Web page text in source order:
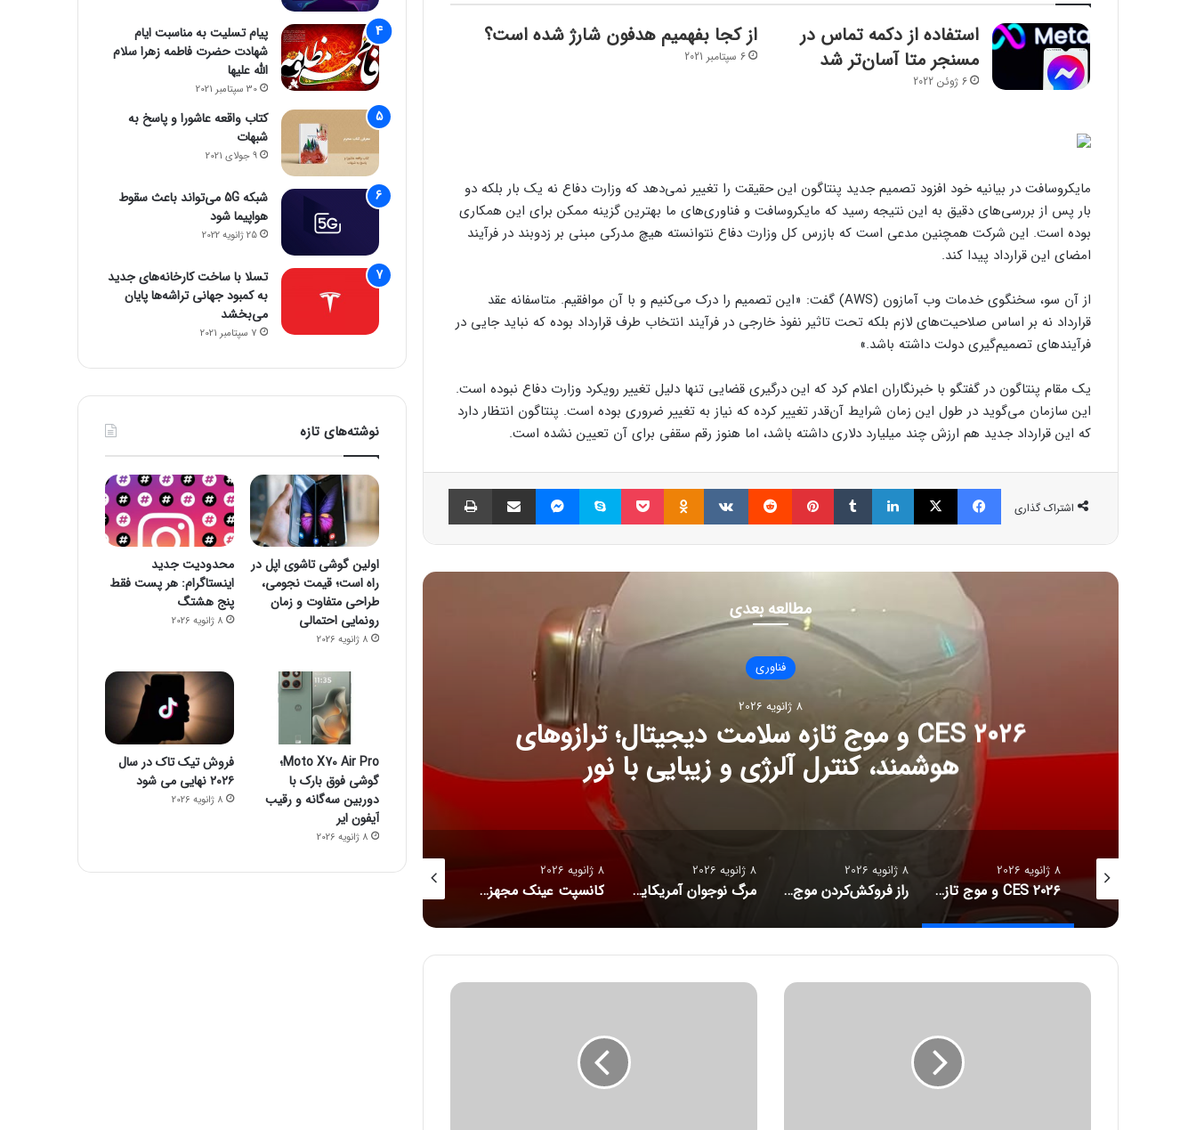
استفاده از دکمه تماس در
مسنجر متا آسان‌تر شد
6 ژوئن 2022
از کجا بفهمیم هدفون شارژ شده است؟
6 سپتامبر 2021
مایکروسافت در بیانیه خود افزود تصمیم جدید پنتاگون این حقیقت را تغییر نمی‌دهد که وزارت دفاع نه یک بار بلکه دو
بار پس از بررسی‌های دقیق به این نتیجه رسید که مایکروسافت و فناوری‌های ما بهترین گزینه ممکن برای این همکاری
بوده است. این شرکت همچنین مدعی است که بازرس کل وزارت دفاع نتوانسته هیچ مدرکی مبنی بر زدوبند در فرآیند
امضای این قرارداد پیدا کند.
از آن سو، سخنگوی خدمات وب آمازون (AWS) گفت: «این تصمیم را درک می‌کنیم و با آن موافقیم. متاسفانه عقد
قرارداد نه بر اساس صلاحیت‌های لازم بلکه تحت تاثیر نفوذ خارجی در فرآیند انتخاب طرف قرارداد بوده که نباید جایی در
فرآیندهای تصمیم‌گیری دولت داشته باشد.»
یک مقام پنتاگون در گفتگو با خبرنگاران اعلام کرد که این درگیری قضایی تنها دلیل تغییر رویکرد وزارت دفاع نبوده است.
این سازمان می‌گوید در طول این زمان شرایط آن‌قدر تغییر کرده که نیاز به تغییر ضروری بوده است. پنتاگون انتظار دارد
که این قرارداد جدید هم ارزش چند میلیارد دلاری داشته باشد، اما هنوز رقم سقفی برای آن تعیین نشده است.
اشتراک گذاری
فیسبوک ایکس لینکداین تامبلر پینتریست Reddit
VKontakte
Odnoklassniki پاکت اسکایپ مسنجر اشتراک گذاری با ایمیل
مطالعه بعدی
فناوری
8 ژانویه 2026
CES ۲۰۲۶ و موج تازه سلامت دیجیتال؛ ترازوهای
هوشمند، کنترل آلرژی و زیبایی با نور راز فروکش‌کردن موج DeepSeek در بازار هوش مصنوعی
8 ژانویه 2026
CES ۲۰۲۶ و موج تازه سلامت دیجیتال؛ ترازوهای هوشمند، کنترل آلرژی و زیبایی با نور
8 ژانویه 2026
راز فروکش‌کردن موج DeepSeek در بازار هوش مصنوعی
8 ژانویه 2026
مرگ نوجوان آمریکایی پس از دریافت توصیه‌های خطرناک از ChatGPT
8 ژانویه 2026
کانسپت عینک مجهز به هوش مصنوعی رونمایی شد
8 ژانویه 2026 8 ژانویه 2026
ت
و
پیام تسلیت به مناسبت ایام
شهادت حضرت فاطمه زهرا سلام
الله علیها
30 سپتامبر 2021
کتاب واقعه عاشورا و پاسخ به
شبهات
9 جولای 2021
شبکه 5G می‌تواند باعث سقوط
هواپیما شود
25 ژانویه 2022
تسلا با ساخت کارخانه‌های جدید
به کمبود جهانی تراشه‌ها پایان
می‌بخشد
7 سپتامبر 2021
نوشته‌های تازه
اولین گوشی تاشوی اپل در
راه است؛ قیمت نجومی،
طراحی متفاوت و زمان
رونمایی احتمالی
8 ژانویه 2026
محدودیت جدید
اینستاگرام: هر پست فقط
پنج هشتگ
8 ژانویه 2026
Moto X70 Air Pro؛
گوشی فوق بارک با
دوربین سه‌گانه و رقیب
آیفون ایر
8 ژانویه 2026
فروش تیک تاک در سال
۲۰۲۶ نهایی می شود
8 ژانویه 2026